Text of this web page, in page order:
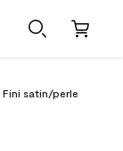
Fini satin/perle